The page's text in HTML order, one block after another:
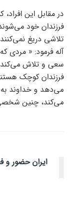
در مقابل این
فرزندان خود
تلاشی دریغ
آله فرمود: « مردی
سعی و تلاش می‌کند
فرزندان کوچک
می‌دهد و خداوند به
می‌کند، چنین
ایران حضور و